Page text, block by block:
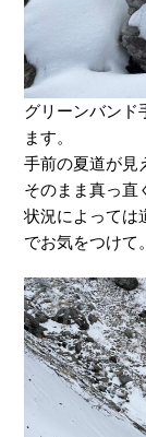
グリーンバンド
ます。
手前の夏道が見
そのまま真っ直
状況によっては
でお気をつけて。